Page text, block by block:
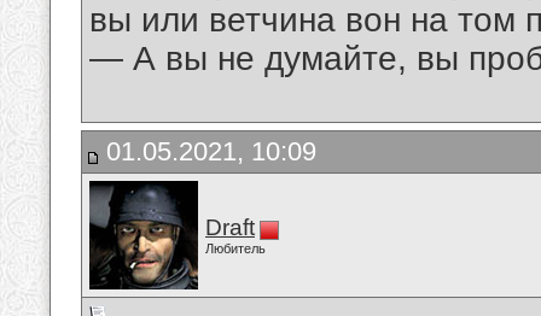
вы или ветчина вон на том
— А вы не думайте, вы
01.05.2021, 10:09
Draft
Любитель